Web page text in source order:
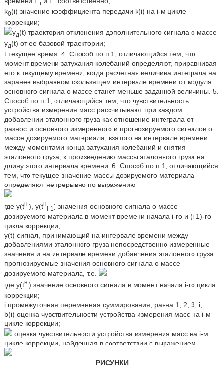
i i
k0(i) значение коэффициента передачи k(i) на i-м цикле
коррекции;
yд(t) траектория отклонения дополнительного сигнала о массе
yд(t) от ее базовой траектории;
t текущее время. 4. Способ по п.1, отличающийся тем, что
момент времени затухания колебаний определяют, приравнивая
его к текущему времени, когда расчетная величина интеграла на
заранее выбранном скользящем интервале времени от модуля
основного сигнала о массе станет меньше заданной величины. 5.
Способ по п.1, отличающийся тем, что чувствительность
устройства измерения масс рассчитывают при каждом
добавлении эталонного груза как отношение интеграла от
разности основного измеренного и прогнозируемого сигналов о
массе дозируемого материала, взятого на интервале времени
между моментами конца затухания колебаний и снятия
эталонного груза, к произведению массы эталонного груза на
длину этого интервала времени. 6. Способ по п.1, отличающийся
тем, что текущее значение массы дозируемого материала
определяют непрерывно по выражению
где y(tн
i), y(tн
i-1 ) значения основного сигнала о массе
дозируемого материала в момент времени начала i-го и (i 1)-го
цикла коррекции;
y(t) сигнал, принимающий на интервале времени между
добавлениями эталонного груза непосредственно измеренные
значения и на интервале времени добавления эталонного груза
прогнозируемые значения основного сигнала о массе
дозируемого материала, т.е.
где y(tн
i) значение основного сигнала в момент начала i-го цикла
коррекции;
i промежуточная переменная суммирования, равна 1, 2, 3, i;
b(i) оценка чувствительности устройства измерения масс на i-м
цикле коррекции;
оценка чувствительности устройства измерения масс на i-м
цикле коррекции, найденная в соответствии с выражением
РИСУНКИ